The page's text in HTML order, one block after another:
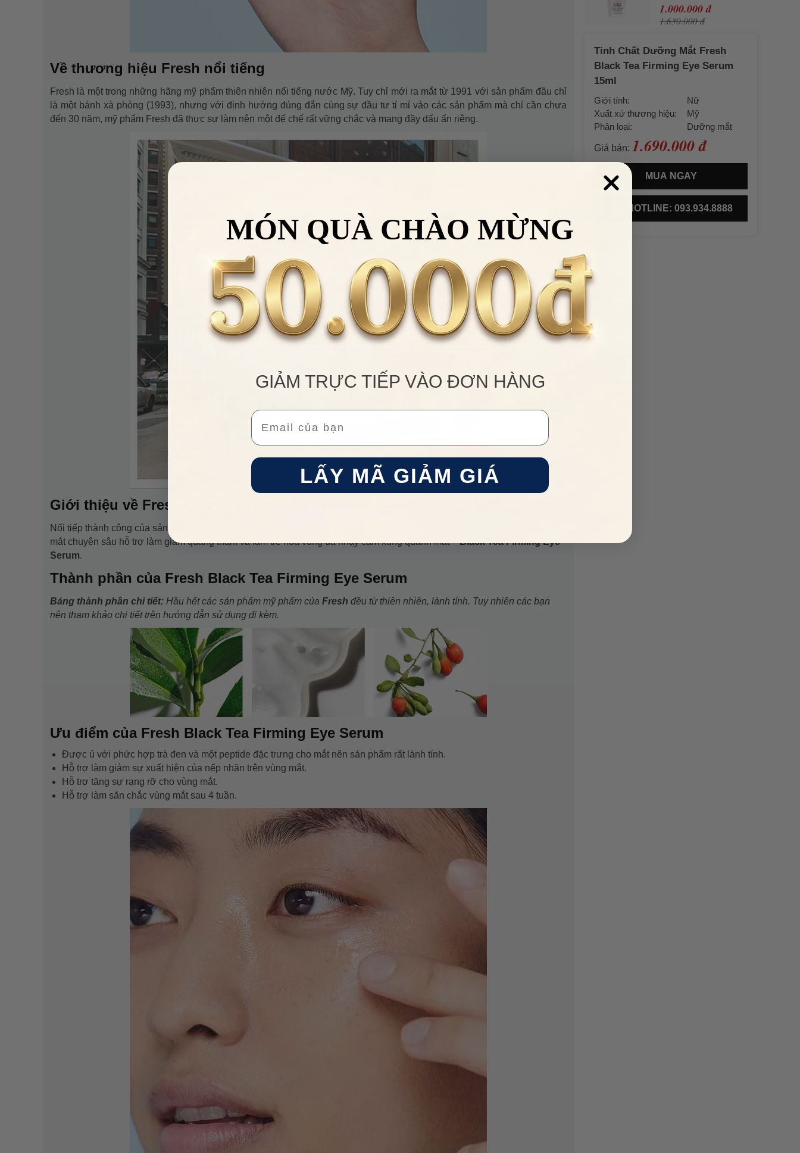
Về thương hiệu Fresh nổi tiếng
Fresh là một trong những hãng mỹ phẩm thiên nhiên nổi tiếng nước Mỹ. Tuy chỉ mới ra mắt từ 1991 với sản phẩm đầu chỉ
là một bánh xà phòng (1993), nhưng với định hướng đúng đắn cùng sự đầu tư tỉ mỉ vào các sản phẩm mà chỉ cần chưa
đến 30 năm, mỹ phẩm Fresh đã thực sự làm nên một đế chế rất vững chắc và mang đầy dấu ấn riêng.
Giới thiệu về Fresh Black Tea Firming Eye Serum
Nối tiếp thành công của sản phẩm Fresh Black Tea Age Delay Eye Concentrate nhà Fresh đã cho ra mắt tinh chất dưỡng
mắt chuyên sâu hỗ trợ làm giảm quầng thâm và làm trẻ hóa vùng da nhạy cảm xung quanh mắt –Black Tea Firming Eye
Serum.
Thành phần của Fresh Black Tea Firming Eye Serum
Bảng thành phần chi tiết: Hầu hết các sản phẩm mỹ phẩm của Fresh đều từ thiên nhiên, lành tính. Tuy nhiên các bạn
nên tham khảo chi tiết trên hướng dẫn sử dụng đi kèm.
Ưu điểm của Fresh Black Tea Firming Eye Serum
Được ủ với phức hợp trà đen và một peptide đặc trưng cho mắt nên sản phẩm rất lành tính.
Hỗ trợ làm giảm sự xuất hiện của nếp nhăn trên vùng mắt.
Hỗ trợ tăng sự rạng rỡ cho vùng mắt.
Hỗ trợ làm săn chắc vùng mắt sau 4 tuần.
Lancôme Tonique
Confort Toner 400ml
1.000.000 đ
1.630.000 đ
Tinh Chất Dưỡng Mắt Fresh
Black Tea Firming Eye Serum
15ml
Giới tính:
Nữ
Xuất xứ thương hiệu:
Mỹ
Phân loại:
Dưỡng mắt
Giá bán: 1.690.000 đ
MUA NGAY
HOTLINE: 093.934.8888
MÓN QUÀ CHÀO MỪNG
GIẢM TRỰC TIẾP VÀO ĐƠN HÀNG
Email
LẤY MÃ GIẢM GIÁ